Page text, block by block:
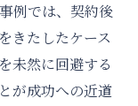
例では、契約後
きたしたケース
未然に回避する
が成功への近道